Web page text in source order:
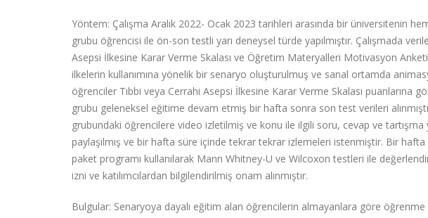
Yöntem: Çalışma Aralık 2022- Ocak 2023 tarihleri arasında bir üniversitenin
grubu öğrencisi ile ön-son testli yarı deneysel türde yapılmıştır. Çalışmada
Asepsi İlkesine Karar Verme Skalası ve Öğretim Materyalleri Motivasyon
ilkelerin kullanımına yönelik bir senaryo oluşturulmuş ve sanal ortamda
öğrenciler Tıbbi veya Cerrahi Asepsi İlkesine Karar Verme Skalası puanlarına
grubu geleneksel eğitime devam etmiş bir hafta sonra son test verileri
grubundaki öğrencilere video izletilmiş ve konu ile ilgili soru, cevap ve tartışma
paylaşılmış ve bir hafta süre içinde tekrar tekrar izlemeleri istenmiştir. Bir hafta
paket programı kullanılarak Mann Whitney-U ve Wilcoxon testleri ile
izni ve katılımcılardan bilgilendirilmiş onam alınmıştır.
Bulgular: Senaryoya dayalı eğitim alan öğrencilerin almayanlara göre öğrenme